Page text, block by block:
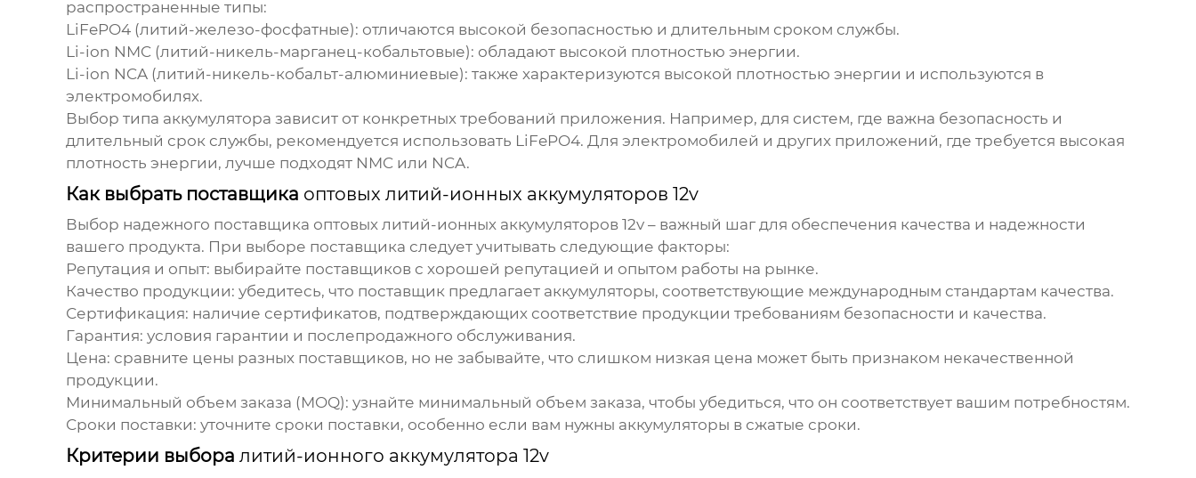
распространенные типы:
LiFePO4 (литий-железо-фосфатные): отличаются высокой безопасностью и длительным сроком службы.
Li-ion NMC (литий-никель-марганец-кобальтовые): обладают высокой плотностью энергии.
Li-ion NCA (литий-никель-кобальт-алюминиевые): также характеризуются высокой плотностью энергии и используются в
электромобилях.
Выбор типа аккумулятора зависит от конкретных требований приложения. Например, для систем, где важна безопасность и
длительный срок службы, рекомендуется использовать LiFePO4. Для электромобилей и других приложений, где требуется высокая
плотность энергии, лучше подходят NMC или NCA.
Как выбрать поставщика оптовых литий-ионных аккумуляторов 12v
Выбор надежного поставщика оптовых литий-ионных аккумуляторов 12v– важный шаг для обеспечения качества и надежности
вашего продукта. При выборе поставщика следует учитывать следующие факторы:
Репутация и опыт: выбирайте поставщиков с хорошей репутацией и опытом работы на рынке.
Качество продукции: убедитесь, что поставщик предлагает аккумуляторы, соответствующие международным стандартам качества.
Сертификация: наличие сертификатов, подтверждающих соответствие продукции требованиям безопасности и качества.
Гарантия: условия гарантии и послепродажного обслуживания.
Цена: сравните цены разных поставщиков, но не забывайте, что слишком низкая цена может быть признаком некачественной
продукции.
Минимальный объем заказа (MOQ): узнайте минимальный объем заказа, чтобы убедиться, что он соответствует вашим потребностям.
Сроки поставки: уточните сроки поставки, особенно если вам нужны аккумуляторы в сжатые сроки.
Критерии выбора литий-ионного аккумулятора 12v